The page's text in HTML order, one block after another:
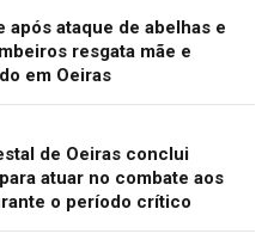
após ataque de abelhas e
resgata mãe e
em Oeiras
de Oeiras conclui
atuar no combate aos
o período crítico